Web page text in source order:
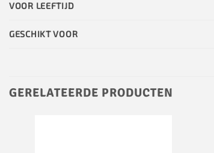
VOOR LEEFTIJD
GESCHIKT VOOR
GERELATEERDE PRODUCTEN